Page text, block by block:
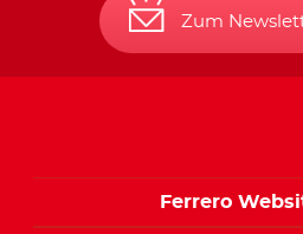
Zum
Ferrero